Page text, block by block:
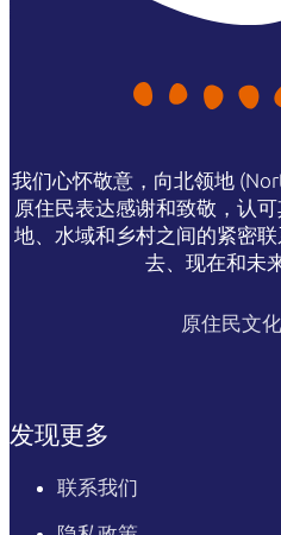
我们心怀敬意，向北领地
原住民表达感谢和致敬，认
地、水域和乡村之间的紧密
去、现在和未
原住民文
发现更多
联系我们